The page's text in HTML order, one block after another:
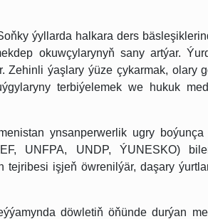
ýyllarda halkara ders
okuwçylarynyň sany artýar.
Zehinli ýaşlary ýüze çykarmak, olary
terbiýelemek we hukuk
ynsanperwerlik ugry boýunça
UNFPA, UNDP, ÝUNESKO)
tejribesi işjeň öwrenilýär, daşary
döwletiň öňünde durýan